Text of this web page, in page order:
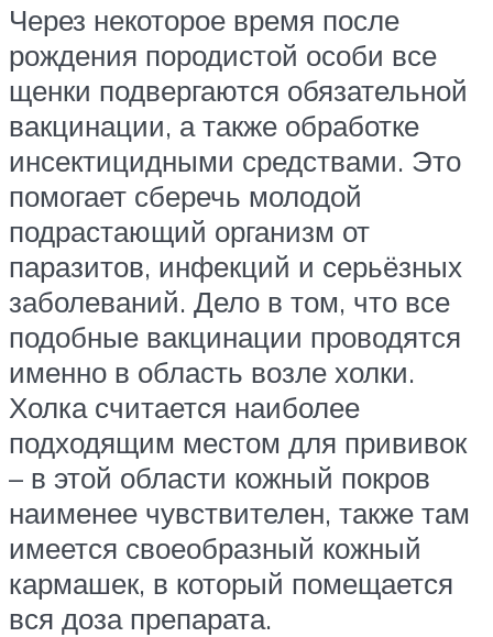
Через некоторое время после
рождения породистой особи все
щенки подвергаются обязательной
вакцинации, а также обработке
инсектицидными средствами. Это
помогает сберечь молодой
подрастающий организм от
паразитов, инфекций и серьёзных
заболеваний. Дело в том, что все
подобные вакцинации проводятся
именно в область возле холки.
Холка считается наиболее
подходящим местом для прививок
– в этой области кожный покров
наименее чувствителен, также там
имеется своеобразный кожный
кармашек, в который помещается
вся доза препарата.